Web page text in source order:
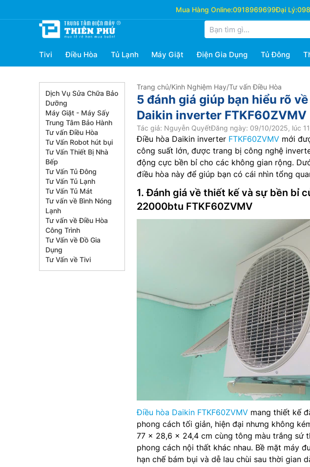
Mua Hàng Online:0918969699Đại Lý:
Tivi Điều Hòa Tủ Lạnh Máy Giặt Điện Gia Dụng Tủ Đông
Dịch Vụ Sửa Chữa Bảo
Dưỡng
Máy Giặt - Máy Sấy
Trung Tâm Bảo Hành
Tư vấn Điều Hòa
Tư Vấn Robot hút bụi
Tư Vấn Thiết Bị Nhà
Bếp
Tư Vấn Tủ Đông
Tư Vấn Tủ Lạnh
Tư Vấn Tủ Mát
Tư vấn về Bình Nóng
Lạnh
Tư vấn về Điều Hòa
Công Trình
Tư Vấn về Đồ Gia
Dụng
Tư Vấn về Tivi
Trang chủ/Kinh Nghiệm Hay/Tư vấn Điều Hòa
5 đánh giá giúp bạn hiểu rõ
Daikin inverter FTKF60ZVMV
Tác giả: Nguyễn QuyếtĐăng ngày: 09/10/2025, lúc
Điều hòa Daikin inverter FTKF60ZVMV mới
công suất lớn, được trang bị công nghệ
động cực bền bỉ cho các không gian rộng.
điều hòa này để giúp bạn có cái nhìn tổng
1. Đánh giá về thiết kế và sự bền bỉ
22000btu FTKF60ZVMV
Điều hòa Daikin FTKF60ZVMV mang thiết kế
phong cách tối giản, hiện đại nhưng không
77 x 28,6 x 24,4 cm cùng tông màu trắng sứ
phong cách nội thất khác nhau. Bề mặt máy
hạn chế bám bụi và dễ lau chùi sau thời gian